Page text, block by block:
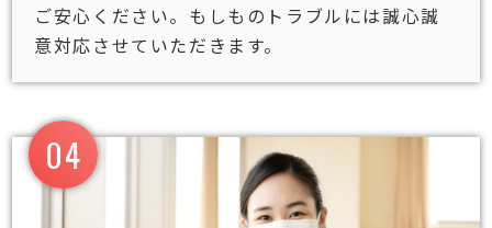
ご安心ください。もしものトラブルには誠心誠
意対応させていただきます。
04